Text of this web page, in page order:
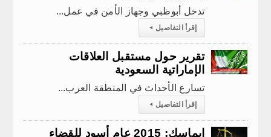
تدخل أبوظبي وجهاز الأمن في عمل...
إقرأ التفاصيل ◂
تقرير حول مستقبل العلاقات
الإماراتية السعودية
تسارع الأحداث في المنطقة العرب...
إقرأ التفاصيل ◂
إيماسك: 2015 عام أسود للقضاء